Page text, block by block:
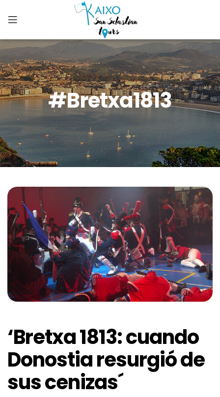
#bretxa1813
‘Bretxa 1813: cuando
Donostia resurgió de
sus cenizas´